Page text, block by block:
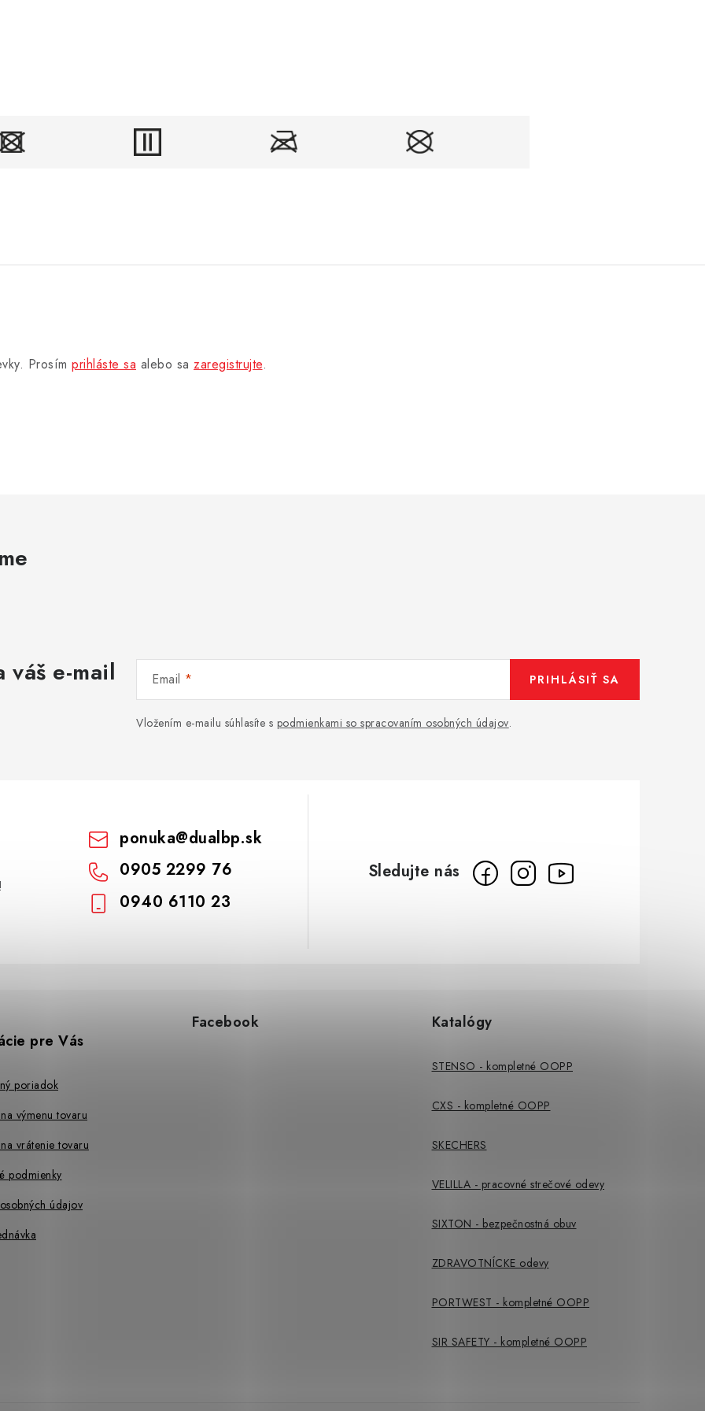
Prosím prihláste sa alebo sa zaregistrujte.
e-mail Email
Vložením e-mailu súhlasíte s podmienkami so spracovaním osobných údajov.
PRIHLÁSIŤ SA
ponuka@dualbp.sk
0905 2299 76
0940 6110 23
pre Vás
poriadok
výmenu tovaru
vrátenie tovaru
podmienky
údajov
Facebook Katalógy
STENSO - kompletné OOPP
CXS - kompletné OOPP
SKECHERS
VELILLA - pracovné strečové odevy
SIXTON - bezpečnostná obuv
ZDRAVOTNÍCKE odevy
PORTWEST - kompletné OOPP
SIR SAFETY - kompletné OOPP